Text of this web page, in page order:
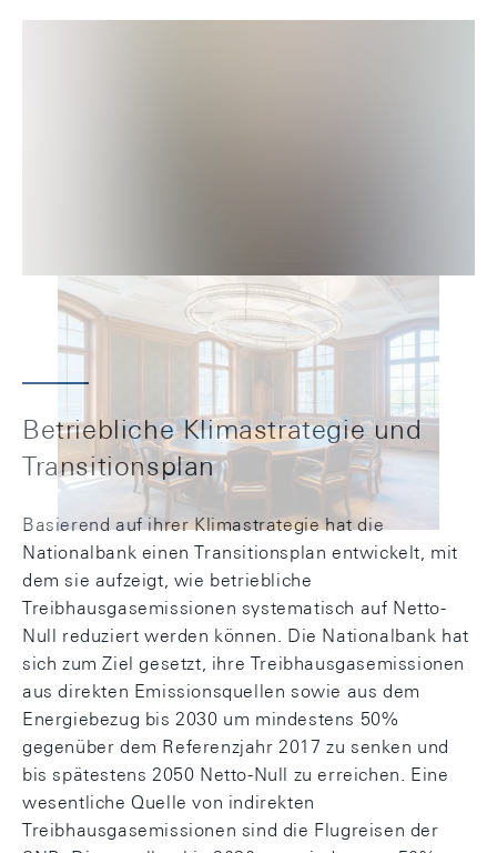
Betriebliche Klimastrategie und
Transitionsplan
Basierend auf ihrer Klimastrategie hat die
Nationalbank einen Transitionsplan entwickelt, mit
dem sie aufzeigt, wie betriebliche
Treibhausgasemissionen systematisch auf Netto-
Null reduziert werden können. Die Nationalbank hat
sich zum Ziel gesetzt, ihre Treibhausgasemissionen
aus direkten Emissionsquellen sowie aus dem
Energiebezug bis 2030 um mindestens 50%
gegenüber dem Referenzjahr 2017 zu senken und
bis spätestens 2050 Netto-Null zu erreichen. Eine
wesentliche Quelle von indirekten
Treibhausgasemissionen sind die Flugreisen der